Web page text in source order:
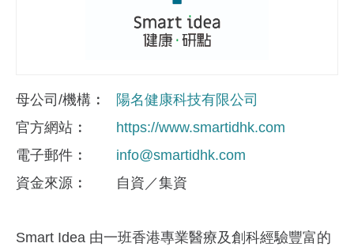
母公司/機構
陽名健康科技有限公司
官方網站
https://www.smartidhk.com
電子郵件
info@smartidhk.com
資金來​源
自資／集資
Smart Idea 由一班香港專業醫療及創科經驗豐富的